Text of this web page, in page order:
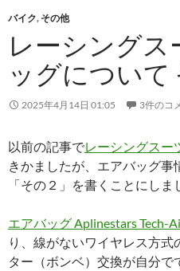
バイク, その他
レーシング
ッグについて
2025年4月14日 01:05 3件のコ
以前の記事でレーシングスー
きかましたが、エアバッグ
「その２」を書くことにしま
エアバッグ Aplinestars Tech-
り、線がないワイヤレス方
ター（ボンベ）交換が自分で